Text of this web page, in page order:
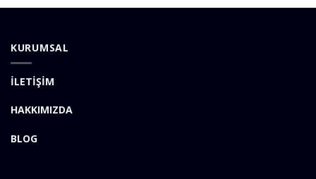
KURUMSAL
İLETİŞİM
HAKKIMIZDA
BLOG